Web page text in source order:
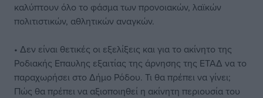
καλύπτουν όλο το φάσμα των προνοιακών, λαϊκών
πολιτιστικών, αθλητικών αναγκών.
• Δεν είναι θετικές οι εξελίξεις και για το ακίνητο της
Ροδιακής Επαυλης εξαιτίας της άρνησης της ΕΤΑΔ να το
παραχωρήσει στο Δήμο Ρόδου. Τι θα πρέπει να γίνει;
Πώς θα πρέπει να αξιοποιηθεί η ακίνητη περιουσία του